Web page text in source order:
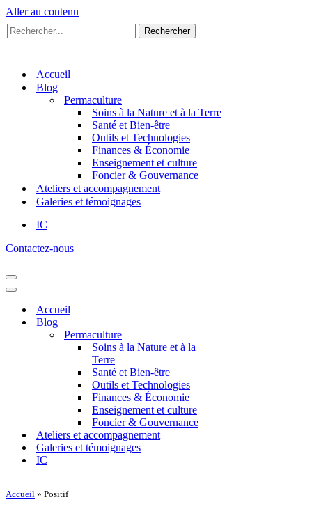
Aller au contenu
Rechercher...
Rechercher
Accueil
Blog
Permaculture
Soins à la Nature et à la Terre
Santé et Bien-être
Outils et Technologies
Finances & Économie
Enseignement et culture
Foncier & Gouvernance
Ateliers et accompagnement
Galeries et témoignages
IC
Contactez-nous
Menu
de
Menu
navigationAccueil
Blog
Permaculture
Soins à la Nature et à la
Terre
Santé et Bien-être
Outils et Technologies
Finances & Économie
Enseignement et culture
Foncier & Gouvernance
Ateliers et accompagnement
Galeries et témoignages
IC
Accueil » Positif